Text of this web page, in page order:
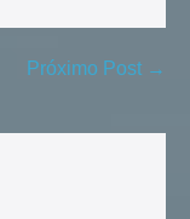
Próximo Post →